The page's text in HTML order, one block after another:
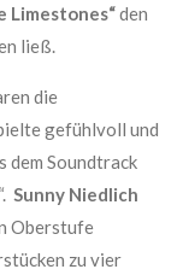
Limestones“den
ließ.
die
gefühlvoll und
dem Soundtrack
Sunny Niedlich
Oberstufe
zu vier